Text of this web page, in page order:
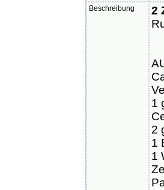
Beschreibung
2
1
2
1
1